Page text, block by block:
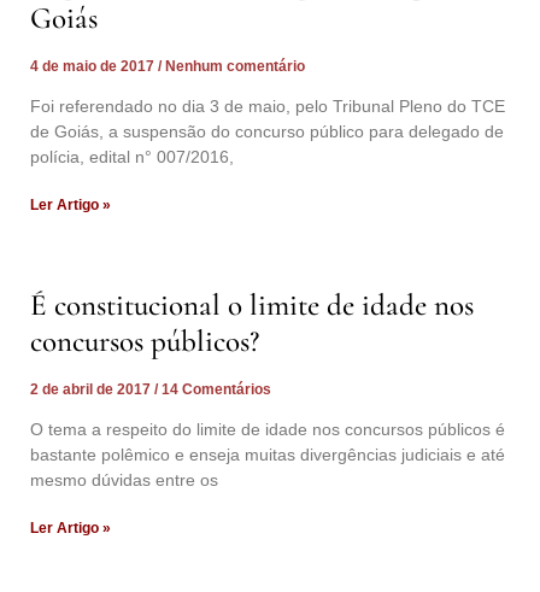
Goiás
4 de maio de 2017 Nenhum comentário
Foi referendado no dia 3 de maio, pelo Tribunal Pleno do TCE
de Goiás, a suspensão do concurso público para delegado de
polícia, edital n° 007/2016,
Ler Artigo »
É constitucional o limite de idade nos
concursos públicos?
2 de abril de 2017 14 Comentários
O tema a respeito do limite de idade nos concursos públicos é
bastante polêmico e enseja muitas divergências judiciais e até
mesmo dúvidas entre os
Ler Artigo »